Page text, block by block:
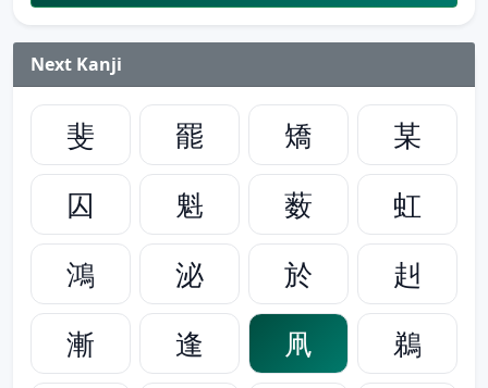
Next Kanji
斐 罷 矯
某
囚
魁 薮
虹
鴻
泌 於
赳
漸
逢 凧
鵜